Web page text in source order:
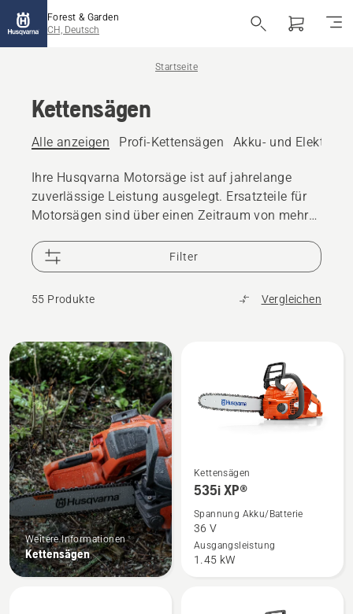
Forest & Garden
CH, Deutsch
Startseite
Kettensägen
Alle anzeigen Profi-Kettensägen Akku- und Elektro-
Ihre Husqvarna Motorsäge ist auf jahrelange
zuverlässige Leistung ausgelegt. Ersatzteile für
Motorsägen sind über einen Zeitraum von mehr
weltweit bieten Unterstützung.
Filter
55 Produkte Vergleichen
Alle
Produkte
Weitere Informationen
Kettensägen
Mehr
Details
535i
XP®
anzeigen
Kettensägen
535i XP®
Spannung Akku/Batterie
36 V
Ausgangsleistung
1.45 kW